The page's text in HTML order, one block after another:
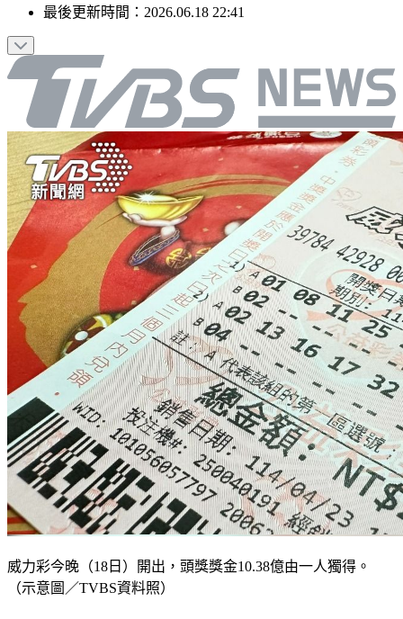
最後更新時間： 2026.06.18 22:41
威力彩今晚（18日）開出，頭獎獎金10.38億由一人獨得。
（示意圖／TVBS資料照）